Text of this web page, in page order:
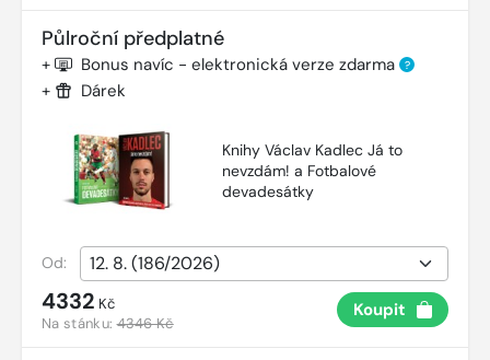
Půlroční předplatné
+ Bonus navíc - elektronická verze zdarma ?
+ Dárek
Knihy Václav Kadlec Já to
nevzdám! a Fotbalové
devadesátky
Od:
4332 Kč
Na stánku:4346 Kč
Koupit